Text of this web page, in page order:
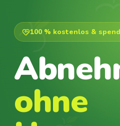
100 % kostenlos &
ohne